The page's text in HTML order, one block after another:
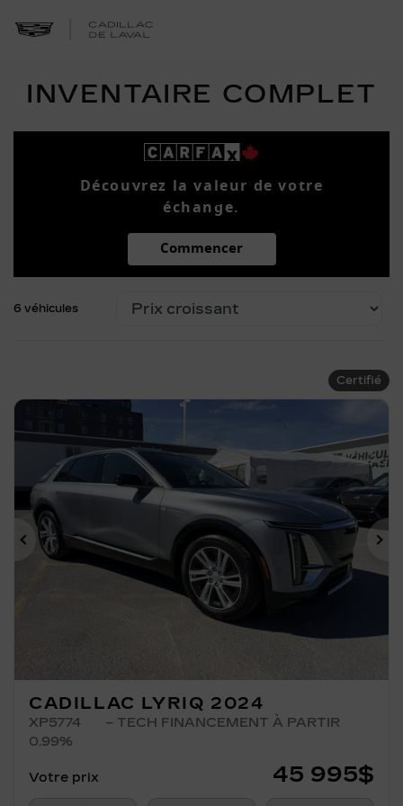
INVENTAIRE COMPLET
Découvrez la valeur de votre
échange.
Commencer
6 véhicules
Certifié
Précédent
CADILLAC LYRIQ 2024
XP5774
– TECH FINANCEMENT À PARTIR
0.99%
Votre prix 45 995$